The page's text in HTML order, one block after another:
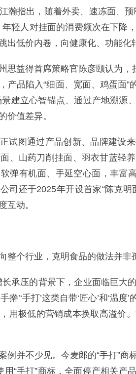
瀚指出，随着外卖、速冻面、
年轻人对挂面的消费频次在下降
出低价内卷，向健康化、功能化
思益得首席策略官陈彦颐认为，
产品陷入“细面、宽面、鸡蛋面”
建立心智锚点、通过产地溯源
价值差异。
试图通过产品创新、品牌建设
、山药刀削挂面、羽衣甘蓝轻
弹有机面、手延空心面，丰富
司还于2025年开设首家“陈克
互动。
整个行业，克明食品的做法并非
长承压的背景下，企业面临巨大
擀’‘手打’这类自带‘匠心’和‘温
用极低的营销成本换取高溢价
例并不少见。今麦郎的“手打”
“手打”商标，全面停产相关产